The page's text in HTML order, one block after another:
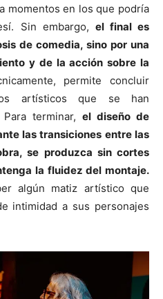
momentos en los que podría
Sin embargo, el final es
de comedia, sino por una
y de la acción sobre la
permite concluir
artísticos que se han
terminar, el diseño de
las transiciones entre las
se produzca sin cortes
la fluidez del montaje.
algún matiz artístico que
intimidad a sus personajes